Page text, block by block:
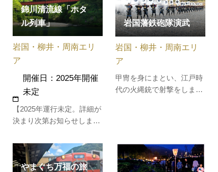
が付いたこの時期ならでは
の岩国の秋を堪能できる列
11月22日…
錦川清流線「ホタ
ル列車」
【2025年運行未定。詳細が
決まり次第お知らせしま
り」にあわせて特別列車
「ホタル列車」を 運行。参
加者には、ジャガイモ堀り
岩国・柳井・周南エリ
ア
開催日：2025年開催
未定
岩国藩鉄砲隊演武
甲冑を身にまとい、江戸時
代の火縄銃で射撃をしま
公開特別演武を行います。
岩国・柳井・周南エリ
ア
やまぐち万福の旅